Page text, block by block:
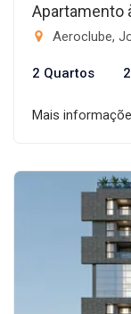
Apartamento
Aeroclube,
2 Quartos
Mais